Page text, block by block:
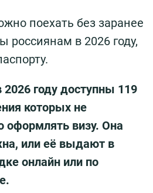
поехать без заранее
россиянам в 2026 году,
2026 году доступны 119
которых не
оформлять визу. Она
или её выдают в
онлайн или по